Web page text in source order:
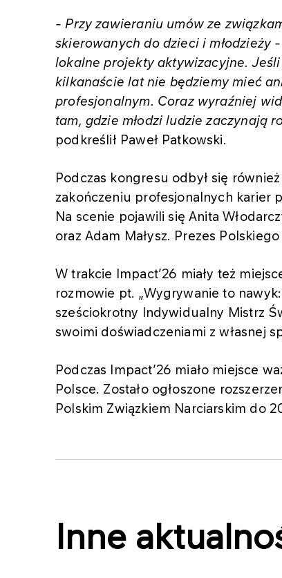
- Przy zawieraniu umów ze
skierowanych do dzieci i młodzieży
lokalne projekty aktywizacyjne.
kilkanaście lat nie będziemy mieć
profesjonalnym. Coraz wyraźniej
tam, gdzie młodzi ludzie zaczynają
podkreślił Paweł Patkowski.
Podczas kongresu odbył się
zakończeniu profesjonalnych karier
Na scenie pojawili się Anita
oraz Adam Małysz. Prezes
W trakcie Impact’26 miały też
rozmowie pt. „Wygrywanie to
sześciokrotny Indywidualny Mistrz
swoimi doświadczeniami z własnej
Podczas Impact’26 miało miejsce
Polsce. Zostało ogłoszone
Polskim Związkiem Narciarskim do
Inne